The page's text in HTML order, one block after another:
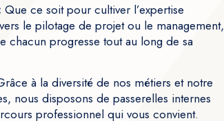
Que ce soit pour cultiver l’expertise
le pilotage de projet ou le management,
chacun progresse tout au long de sa
à la diversité de nos métiers et notre
nous disposons de passerelles internes
professionnel qui vous convient.